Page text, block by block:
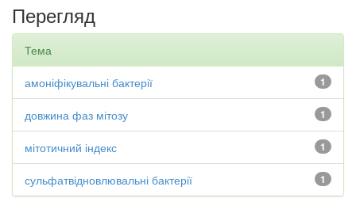
Перегляд
Тема
1
амоніфікувальні бактерії
1
довжина фаз мітозу
1
мітотичний індекс
1
сульфатвідновлювальні бактерії